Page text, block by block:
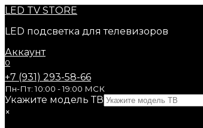
Перейти
содержанию
LED TV STORE
LED подсветка для телевизоров
Аккаунт
0
+7 (931) 293-58-66
Пн-Пт: 10:00 - 19:00 МСК
Укажите модель ТВ
×